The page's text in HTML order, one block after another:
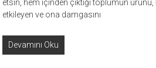
etsin, hem içinden çıktığı toplumun
etkileyen ve ona damgasını
Devamını Oku